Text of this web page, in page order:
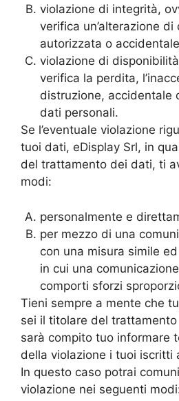
violazione di integrità,
verifica un’alterazione
autorizzata o
violazione di
verifica la perdita,
distruzione, accidentale
dati personali.
Se l’eventuale violazione
tuoi dati, eDisplay Srl, in
del trattamento dei dati, ti
modi:
personalmente e
per mezzo di una
con una misura simile
in cui una
comporti sforzi
Tieni sempre a mente che
sei il titolare del
sarà compito tuo informare
della violazione i tuoi iscritti
In questo caso potrai
violazione nei seguenti